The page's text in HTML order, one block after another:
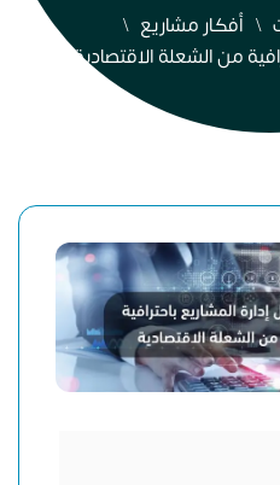
أفكار مشاريع
من الشعلة الاقتصادية